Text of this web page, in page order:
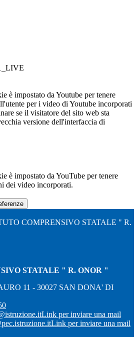
è impostato da Youtube per tenere
per i video di Youtube incorporati
se il visitatore del sito web sta
versione dell'interfaccia di
è impostato da YouTube per tenere
dei video incorporati.
COMPRENSIVO STATALE " R.
STATALE " R. ONOR "
11 - 30027 SAN DONA' DI
Link per inviare una mail
Link per inviare una mail